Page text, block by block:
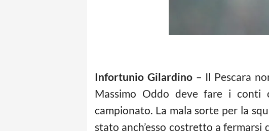
Infortunio Gilardino– Il Pescara
Massimo Oddo deve fare i conti
campionato. La mala sorte per la
stato anch’esso costretto a